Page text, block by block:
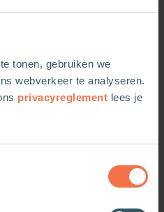
tonen, gebruiken we
webverkeer te analyseren.
privacyreglement lees je